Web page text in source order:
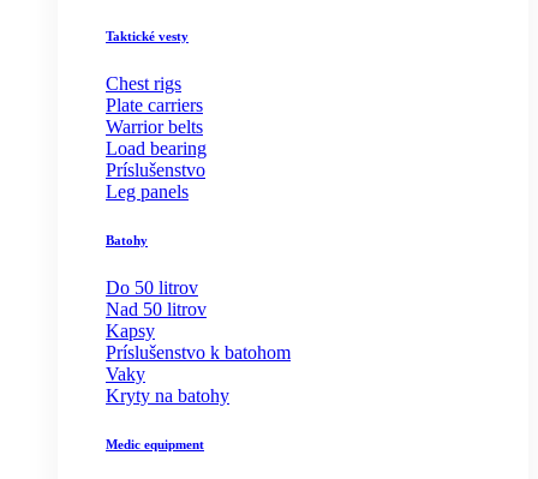
Taktické vesty
Chest rigs
Plate carriers
Warrior belts
Load bearing
Príslušenstvo
Leg panels
Batohy
Do 50 litrov
Nad 50 litrov
Kapsy
Príslušenstvo k batohom
Vaky
Kryty na batohy
Medic equipment